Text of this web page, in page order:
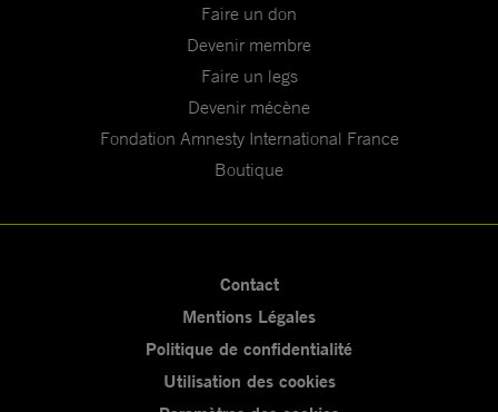
Faire un don
Devenir membre
Faire un legs
Devenir mécène
Fondation Amnesty International France
Boutique
Contact
Mentions Légales
Politique de confidentialité
Utilisation des cookies